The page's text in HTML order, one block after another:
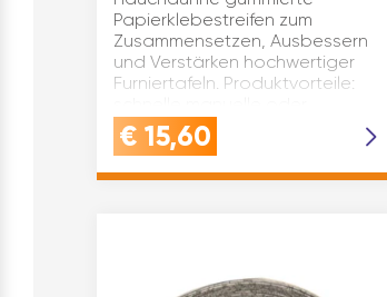
Papierklebestreifen zum
Zusammensetzen, Ausbessern
und Verstärken hochwertiger
Furniertafeln. Produktvorteile:
automatische Verarbeitung
ungelochte oder …
€ 15,60